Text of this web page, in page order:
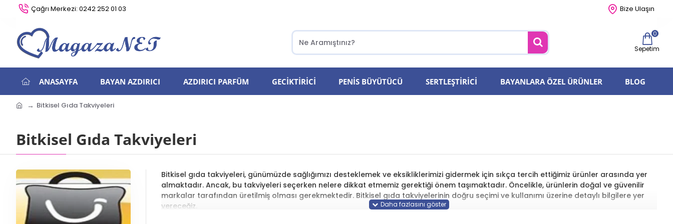
Çağrı Merkezi: 0242 252 01 03 Bize Ulaşın
Sepetim
0
ANASAYFA BAYAN AZDIRICI AZDIRICI PARFÜM GECIKTIRICI PENIS BÜYÜTÜCÜ SERTLEŞTIRICI BAYANLARA ÖZEL ÜRÜNLER BLOG
Bitkisel Gıda Takviyeleri
Bitkisel Gıda Takviyeleri
Bitkisel gıda takviyeleri, günümüzde sağlığımızı desteklemek ve eksikliklerimizi gidermek için sıkça tercih ettiğimiz ürünler arasında yer
almaktadır. Ancak, bu takviyeleri seçerken nelere dikkat etmemiz gerektiği önem taşımaktadır. Öncelikle, ürünlerin doğal ve güvenilir
markalar tarafından üretilmiş olması gerekmektedir. Bitkisel gıda takviyelerinin doğru seçimi ve kullanımı üzerine detaylı bilgilere yer
vereceğiz.